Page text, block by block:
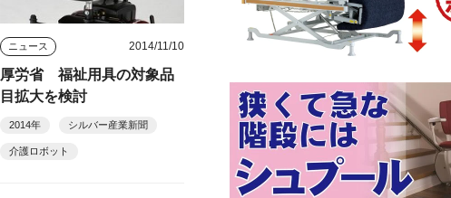
ニュース 2014/11/10
厚労省 福祉用具の対象品
目拡大を検討
2014年 シルバー産業新聞
介護ロボット